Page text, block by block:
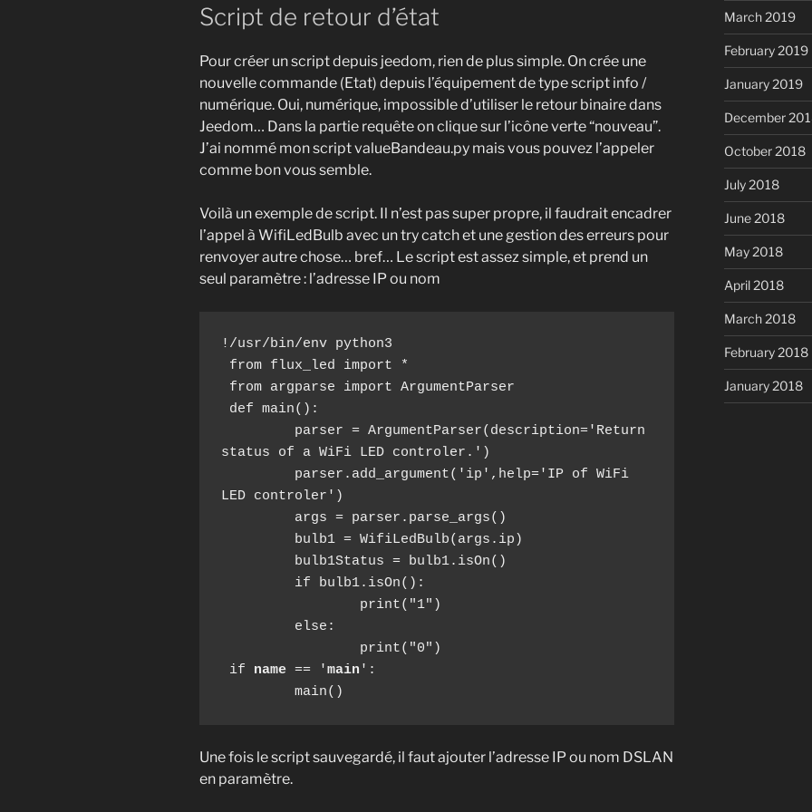
Script de retour d’état
Pour créer un script depuis jeedom, rien de plus simple. On crée une
nouvelle commande (Etat) depuis l’équipement de type script info /
numérique. Oui, numérique, impossible d’utiliser le retour binaire dans
Jeedom… Dans la partie requête on clique sur l’icône verte “nouveau”.
J’ai nommé mon script valueBandeau.py mais vous pouvez l’appeler
comme bon vous semble.
Voilà un exemple de script. Il n’est pas super propre, il faudrait encadrer
l’appel à WifiLedBulb avec un try catch et une gestion des erreurs pour
renvoyer autre chose… bref… Le script est assez simple, et prend un
seul paramètre : l’adresse IP ou nom
!/usr/bin/env python3
status of a WiFi LED controler.')
LED controler')
if name == 'main ':
         main()
Une fois le script sauvegardé, il faut ajouter l’adresse IP ou nom DSLAN
en paramètre.
March 2019
February 2019
January 2019
December
October 2018
July 2018
June 2018
May 2018
April 2018
March 2018
February 2018
January 2018